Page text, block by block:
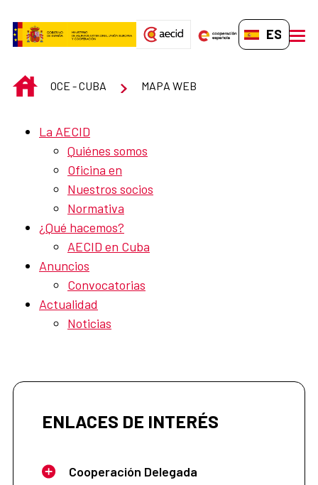
ES-ES
INICIOOCE - CUBA MAPA WEB
La AECID
Quiénes somos
Oficina en
Nuestros socios
Normativa
¿Qué hacemos?
AECID en Cuba
Anuncios
Convocatorias
Actualidad
Noticias
ENLACES DE INTERÉS
Cooperación Delegada